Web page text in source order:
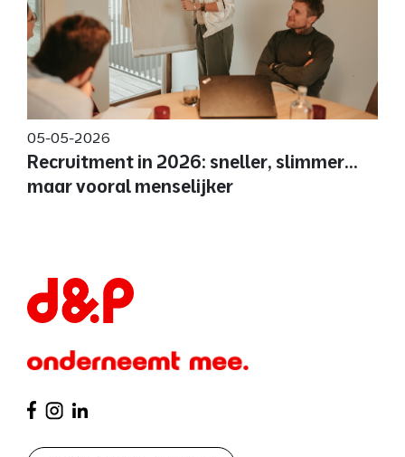
05-05-2026
Recruitment in 2026: sneller, slimmer...
maar vooral menselijker